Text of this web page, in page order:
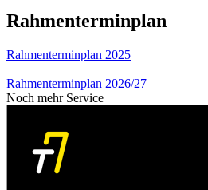
Rahmenterminplan
Rahmenterminplan 2025
Rahmenterminplan 2026/27
Noch mehr Service